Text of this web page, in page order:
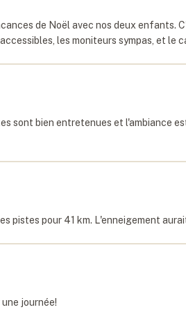
de Noël avec nos deux enfants.
les moniteurs sympas, et le
sont bien entretenues et l'ambiance
pistes pour 41 km. L'enneigement
journée!